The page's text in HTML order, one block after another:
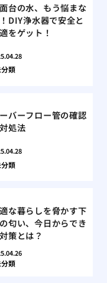
台の水、もう悩まな
DIY浄水器で安全と
をゲット！
類
バーフロー管の確認
処法
類
な暮らしを脅かす下
匂い、今日からでき
策とは？
類